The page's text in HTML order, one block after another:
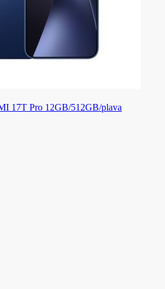
17T Pro 12GB/512GB/plava